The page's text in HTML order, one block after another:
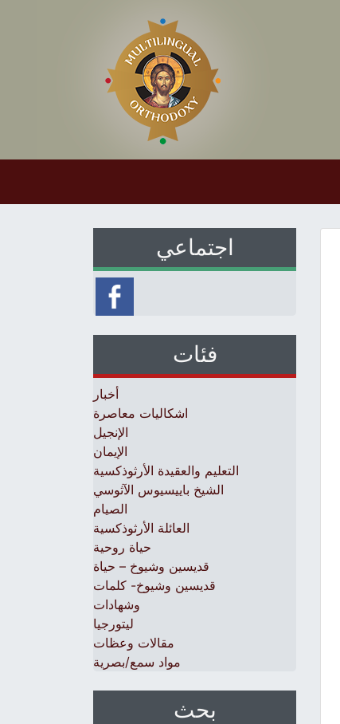
اجتماعي
فئات
أخبار
اشكاليات معاصرة
الإنجيل
الإيمان
التعليم والعقيدة الأرثوذكسية
الشيخ باييسيوس الآثوسي
الصيام
العائلة الأرثوذكسية
حياة روحية
قديسين وشيوخ – حياة
قديسين وشيوخ- كلمات
وشهادات
ليتورجيا
مقالات وعظات
مواد سمع/بصرية
بحث